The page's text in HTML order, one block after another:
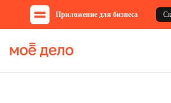
Приложение для бизнеса